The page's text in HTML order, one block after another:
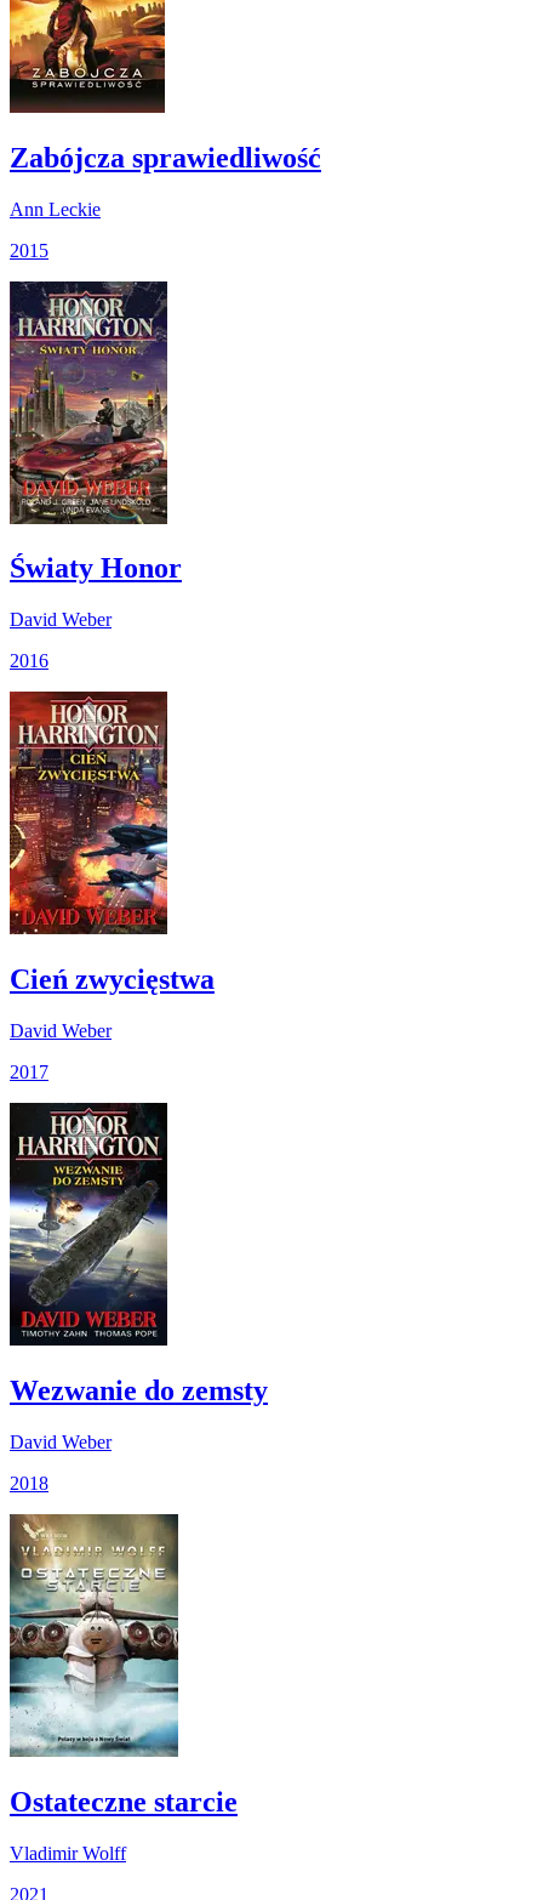
Zabójcza sprawiedliwość
Ann Leckie
2015
Światy Honor
David Weber
2016
Cień zwycięstwa
David Weber
2017
Wezwanie do zemsty
David Weber
2018
Ostateczne starcie
Vladimir Wolff
2021